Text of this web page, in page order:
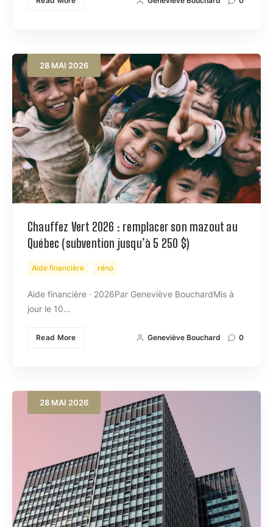
28 MAI 2026
Chauffez Vert 2026 : remplacer son mazout au
Québec (subvention jusqu’à 5 250 $)
Aide financière réno
Aide financière · 2026Par Geneviève BouchardMis à
jour le 10…
Read More Geneviève Bouchard 0
28 MAI 2026